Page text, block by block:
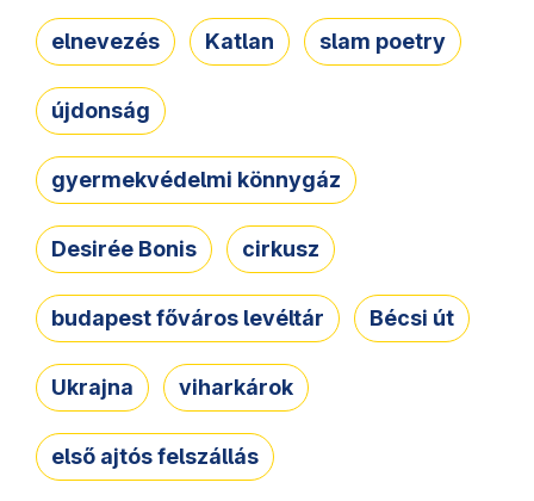
elnevezés Katlan slam poetry
újdonság
gyermekvédelmi könnygáz
Desirée Bonis cirkusz
budapest főváros levéltár Bécsi út
Ukrajna viharkárok
első ajtós felszállás